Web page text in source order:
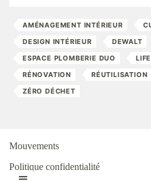
AMÉNAGEMENT INTÉRIEUR
DESIGN INTÉRIEUR
DEWALT
ESPACE PLOMBERIE DUO
RÉNOVATION
RÉUTILISATION
ZÉRO DÉCHET
Mouvements
Politique confidentialité